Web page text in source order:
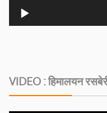
VIDEO : हिमालयन